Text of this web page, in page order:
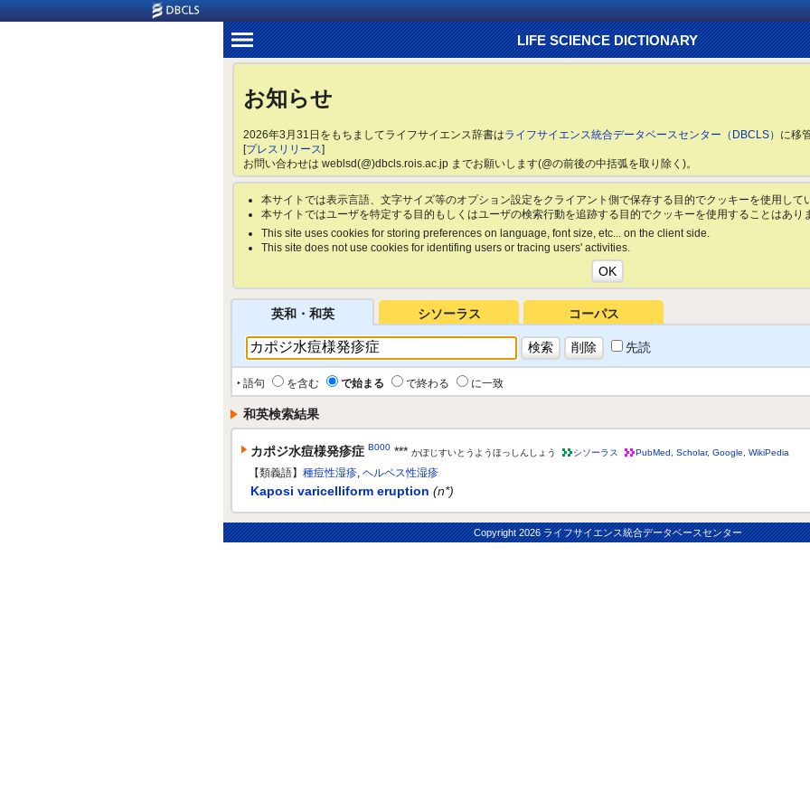
LIFE SCIENCE DICTIONARY
お知らせ
2026年3月31日をもちましてライフサイエンス辞書はライフサイエンス統合データベースセンター（DBCLS） に移
[プレスリリース]
お問い合わせは weblsd(@)dbcls.rois.ac.jp までお願いします(@の前後の中括弧を取り除く)。
本サイトでは表示言語、文字サイズ等のオプション設定をクライアント側で保存する目的でクッキーを使用して
本サイトではユーザを特定する目的もしくはユーザの検索行動を追跡する目的でクッキーを使用することはあり
This site uses cookies for storing preferences on language, font size, etc... on the client side.
This site does not use cookies for identifing users or tracing users' activities.
英和・和英 シソーラス コーパス
先読
‣ 語句 を含む で始まる で終わる
に一致
和英検索結果
カポジ水痘様発疹症 B000 *** かぽじすいとうようほっしんしょう シソーラス PubMed Scholar, Google WikiPedia
【類義語】 種痘性湿疹, ヘルペス性湿疹
Kaposi varicelliform eruption (n*)
Copyright2026 ライフサイエンス統合データベースセンター